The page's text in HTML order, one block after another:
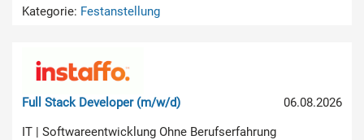
Kategorie: Festanstellung
06.08.2026
Full Stack Developer (m/w/d)
IT | Softwareentwicklung Ohne Berufserfahrung